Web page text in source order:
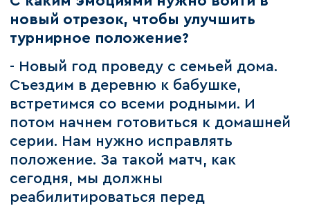
новый отрезок, чтобы улучшить
турнирное положение?
- Новый год проведу с семьей дома.
Съездим в деревню к бабушке,
встретимся со всеми родными. И
потом начнем готовиться к домашней
серии. Нам нужно исправлять
положение. За такой матч, как
сегодня, мы должны
реабилитироваться перед